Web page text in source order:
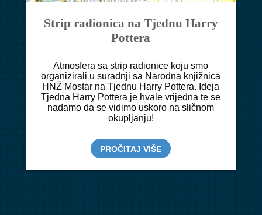
Strip radionica na Tjednu Harry
Pottera
Atmosfera sa strip radionice koju smo
organizirali u suradnji sa Narodna knjižnica
HNŽ Mostar na Tjednu Harry Pottera. Ideja
Tjedna Harry Pottera je hvale vrijedna te se
nadamo da se vidimo uskoro na sličnom
okupljanju!
PROČITAJ VIŠE